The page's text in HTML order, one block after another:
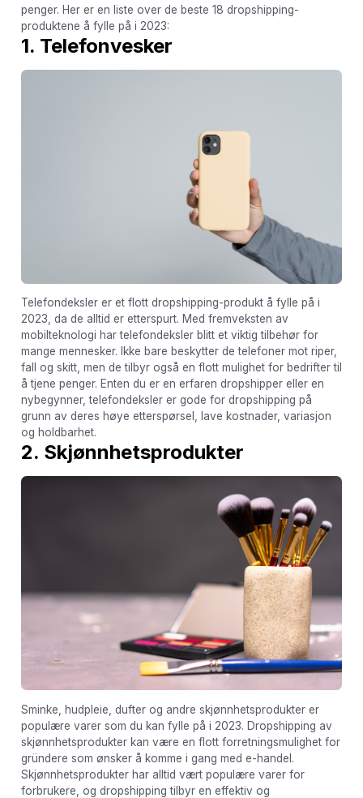
penger. Her er en liste over de beste 18 dropshipping-
produktene å fylle på i 2023:
1. Telefonvesker
Telefondeksler er et flott dropshipping-produkt å fylle på i
2023, da de alltid er etterspurt. Med fremveksten av
mobilteknologi har telefondeksler blitt et viktig tilbehør for
mange mennesker. Ikke bare beskytter de telefoner mot riper,
fall og skitt, men de tilbyr også en flott mulighet for bedrifter til
å tjene penger. Enten du er en erfaren dropshipper eller en
nybegynner, telefondeksler er gode for dropshipping på
grunn av deres høye etterspørsel, lave kostnader, variasjon
og holdbarhet.
2. Skjønnhetsprodukter
Sminke, hudpleie, dufter og andre skjønnhetsprodukter er
populære varer som du kan fylle på i 2023. Dropshipping av
skjønnhetsprodukter kan være en flott forretningsmulighet for
gründere som ønsker å komme i gang med e-handel.
Skjønnhetsprodukter har alltid vært populære varer for
forbrukere, og dropshipping tilbyr en effektiv og